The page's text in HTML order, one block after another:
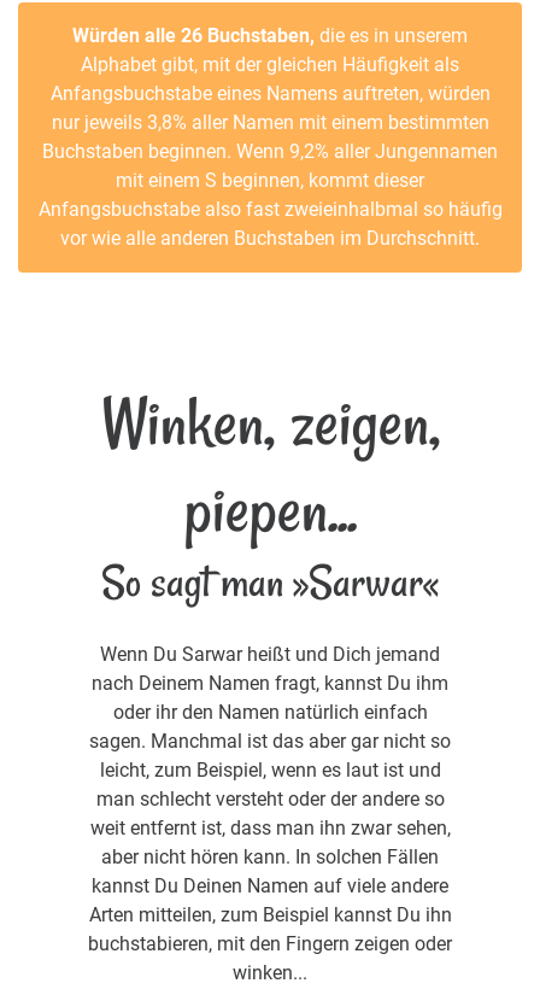
Würden alle 26 Buchstaben, die es in unserem
Alphabet gibt, mit der gleichen Häufigkeit als
Anfangsbuchstabe eines Namens auftreten, würden
nur jeweils 3,8% aller Namen mit einem bestimmten
Buchstaben beginnen. Wenn 9,2% aller Jungennamen
mit einem S beginnen, kommt dieser
Anfangsbuchstabe also fast zweieinhalbmal so häufig
vor wie alle anderen Buchstaben im Durchschnitt.
Winken, zeigen,
piepen...
So sagt man »Sarwar«
Wenn Du Sarwar heißt und Dich jemand
nach Deinem Namen fragt, kannst Du ihm
oder ihr den Namen natürlich einfach
sagen. Manchmal ist das aber gar nicht so
leicht, zum Beispiel, wenn es laut ist und
man schlecht versteht oder der andere so
weit entfernt ist, dass man ihn zwar sehen,
aber nicht hören kann. In solchen Fällen
kannst Du Deinen Namen auf viele andere
Arten mitteilen, zum Beispiel kannst Du ihn
buchstabieren, mit den Fingern zeigen oder
winken...